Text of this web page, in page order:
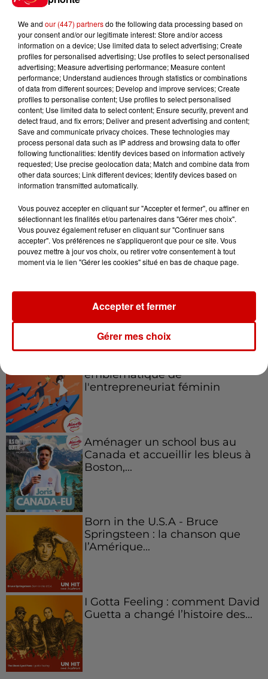
Le Duel - Gagnez vos entrées
pour l'un des zoos de nos
régions !
Destination Vacances - Gagnez
votre séjour en famille au cœur
de la...
Destination Vacances : inscrivez-
vous !
Podcasts
emblématique de
l'entrepreneuriat féminin
Aménager un school bus au
Canada et accueillir les bleus à
Boston,...
Born in the U.S.A - Bruce
Springsteen : la chanson que
l’Amérique...
I Gotta Feeling : comment David
Guetta a changé l’histoire des...
We and our (447) partnersdo the following data processing based on
your consent and/or our legitimate interest: Store and/or access
information on a device; Use limited data to select advertising; Create
profiles for personalised advertising; Use profiles to select personalised
advertising; Measure advertising performance; Measure content
performance; Understand audiences through statistics or combinations
of data from different sources; Develop and improve services; Create
profiles to personalise content; Use profiles to select personalised
content; Use limited data to select content; Ensure security, prevent and
detect fraud, and fix errors; Deliver and present advertising and content;
Save and communicate privacy choices. These technologies may
process personal data such as IP address and browsing data to offer
following functionalities: Identify devices based on information actively
requested; Use precise geolocation data; Match and combine data from
other data sources; Link different devices; Identify devices based on
information transmitted automatically.
Vous pouvez accepter en cliquant sur "Accepter et fermer", ou affiner en
sélectionnant les finalités et/ou partenaires dans "Gérer mes choix".
Vous pouvez également refuser en cliquant sur "Continuer sans
accepter". Vos préférences ne s'appliqueront que pour ce site. Vous
pouvez mettre à jour vos choix, ou retirer votre consentement à tout
moment via le lien "Gérer les cookies" situé en bas de chaque page.
Gérer mes choix
Accepter et fermer